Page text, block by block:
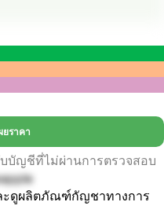
ยราคา
บัญชีที่ไม่ผ่านการตรวจสอบ
ะดูผลิตภัณฑ์กัญชาทางการ